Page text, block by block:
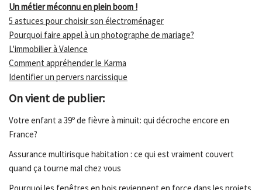
Un métier méconnu en plein boom !
5 astuces pour choisir son électroménager
Pourquoi faire appel à un photographe de mariage?
L'immobilier à Valence
Comment appréhender le Karma
Identifier un pervers narcissique
On vient de publier:
Votre enfant a 39º de fièvre à minuit: qui décroche encore en
France?
Assurance multirisque habitation : ce qui est vraiment couvert
quand ça tourne mal chez vous